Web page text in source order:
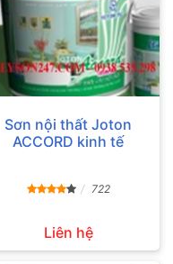
Sơn nội thất Joton
ACCORD kinh tế
722
Liên hệ